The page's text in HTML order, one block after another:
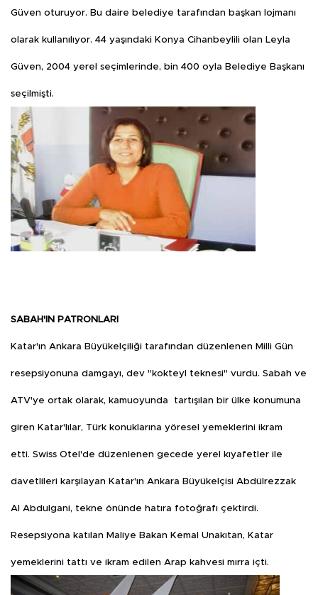
Güven oturuyor. Bu daire belediye tarafından başkan lojmanı
olarak kullanılıyor. 44 yaşındaki Konya Cihanbeylili olan Leyla
Güven, 2004 yerel seçimlerinde, bin 400 oyla Belediye Başkanı
seçilmişti.
SABAH'IN PATRONLARI
Katar'ın Ankara Büyükelçiliği tarafından düzenlenen Milli Gün
resepsiyonuna damgayı, dev "kokteyl teknesi" vurdu. Sabah ve
ATV'ye ortak olarak, kamuoyunda tartışılan bir ülke konumuna
giren Katar'lılar, Türk konuklarına yöresel yemeklerini ikram
etti. Swiss Otel'de düzenlenen gecede yerel kıyafetler ile
davetlileri karşılayan Katar'ın Ankara Büyükelçisi Abdülrezzak
Al Abdulgani, tekne önünde hatıra fotoğrafı çektirdi.
Resepsiyona katılan Maliye Bakan Kemal Unakıtan, Katar
yemeklerini tattı ve ikram edilen Arap kahvesi mırra içti.